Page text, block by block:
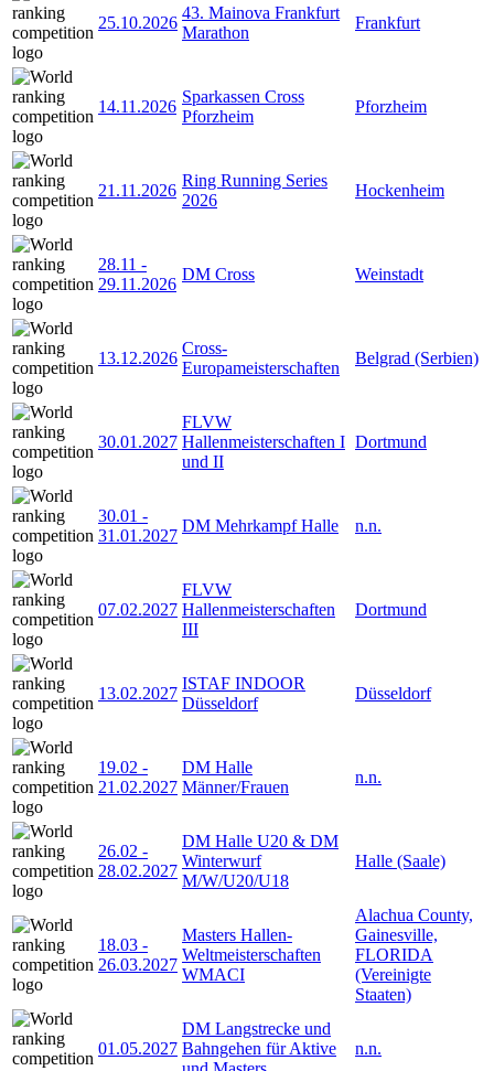
25.10.2026
43. Mainova Frankfurt
Marathon
Frankfurt
14.11.2026
Sparkassen Cross
Pforzheim
Pforzheim
21.11.2026
Ring Running Series
2026
Hockenheim
28.11 -
29.11.2026
DM Cross Weinstadt
13.12.2026
Cross-
Europameisterschaften
Belgrad (Serbien)
30.01.2027
FLVW
Hallenmeisterschaften I
und II
Dortmund
30.01 -
31.01.2027
DM Mehrkampf Halle n.n.
07.02.2027
FLVW
Hallenmeisterschaften
III
Dortmund
13.02.2027
ISTAF INDOOR
Düsseldorf
Düsseldorf
19.02 -
21.02.2027
DM Halle
Männer/Frauen
n.n.
26.02 -
28.02.2027
DM Halle U20 & DM
Winterwurf
M/W/U20/U18
Halle (Saale)
18.03 -
26.03.2027
Masters Hallen-
Weltmeisterschaften
WMACI
Alachua County,
Gainesville,
FLORIDA
(Vereinigte
Staaten)
01.05.2027
DM Langstrecke und
Bahngehen für Aktive
n.n.